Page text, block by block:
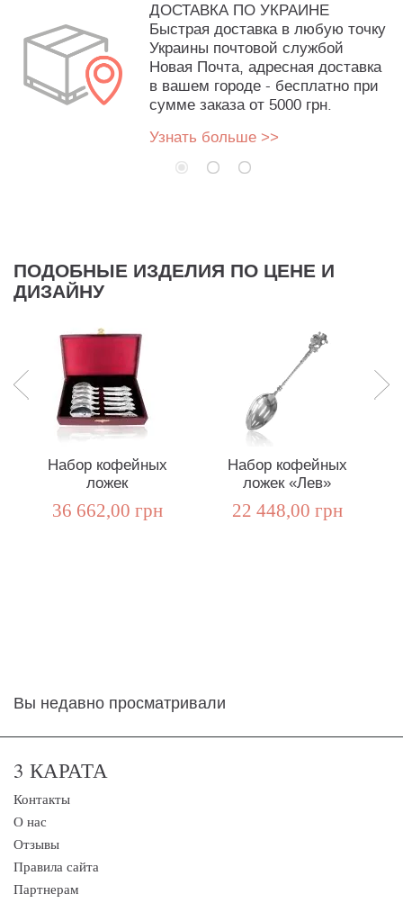
ДОСТАВКА ПО УКРАИНЕ
Быстрая доставка в любую точку
Украины почтовой службой
Новая Почта, адресная доставка
в вашем городе - бесплатно при
сумме заказа от 5000 грн.
Узнать больше >>
ПОДОБНЫЕ ИЗДЕЛИЯ ПО ЦЕНЕ И
ДИЗАЙНУ
Набор кофейных
ложек
36 662,00 грн
Набор кофейных
ложек «Лев»
22 448,00 грн
Вы недавно просматривали
3 КАРАТА
Контакты
О нас
Отзывы
Правила сайта
Партнерам